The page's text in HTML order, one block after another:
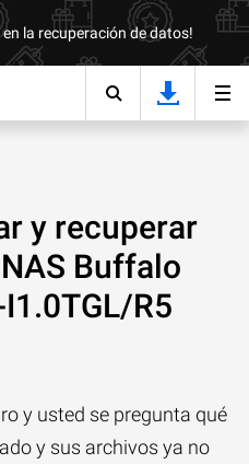
la recuperación de datos!
y recuperar
Buffalo
R5
y usted se pregunta qué
y sus archivos ya no